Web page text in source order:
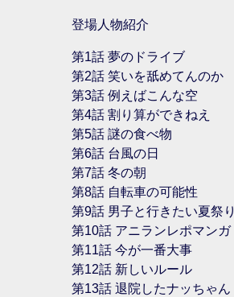
登場人物紹介
第1話 夢のドライブ
第2話 笑いを舐めてんのか
第3話 例えばこんな空
第4話 割り算ができねえ
第5話 謎の食べ物
第6話 台風の日
第7話 冬の朝
第8話 自転車の可能性
第9話 男子と行きたい夏祭り
第10話 アニランレポマンガ
第11話 今が一番大事
第12話 新しいルール
第13話 退院したナッちゃん